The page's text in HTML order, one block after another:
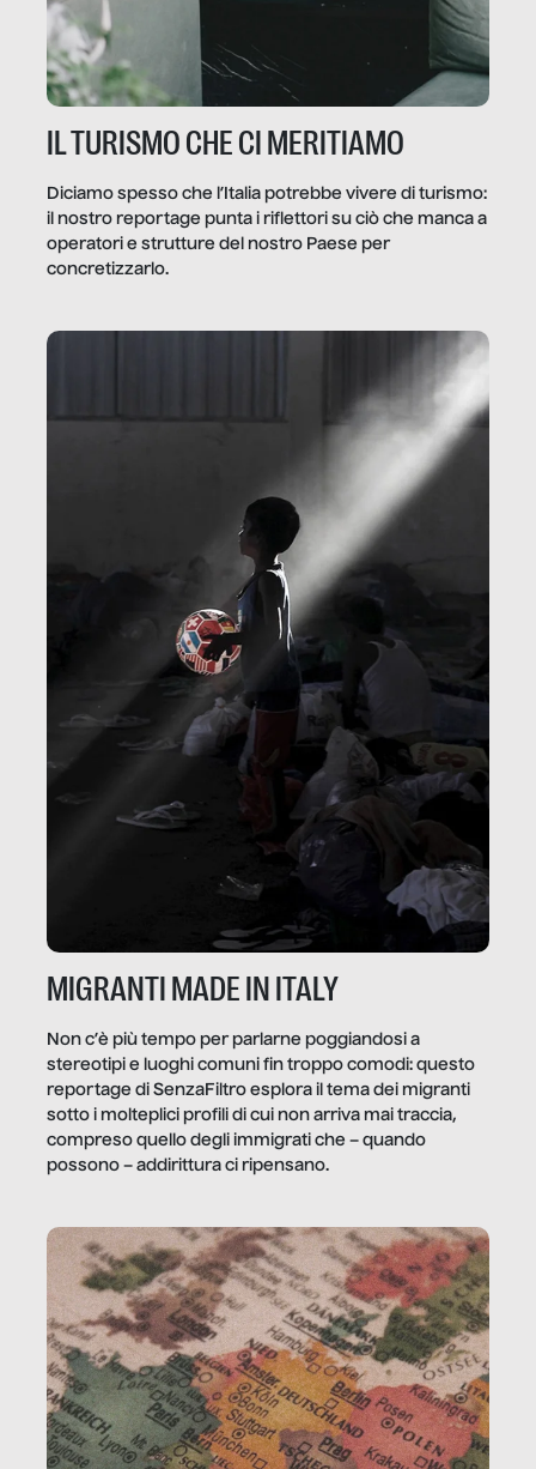
IL TURISMO CHE CI MERITIAMO
Diciamo spesso che l’Italia potrebbe vivere di turismo:
il nostro reportage punta i riflettori su ciò che manca a
operatori e strutture del nostro Paese per
concretizzarlo.
MIGRANTI MADE IN ITALY
Non c’è più tempo per parlarne poggiandosi a
stereotipi e luoghi comuni fin troppo comodi: questo
reportage di SenzaFiltro esplora il tema dei migranti
sotto i molteplici profili di cui non arriva mai traccia,
compreso quello degli immigrati che – quando
possono – addirittura ci ripensano.